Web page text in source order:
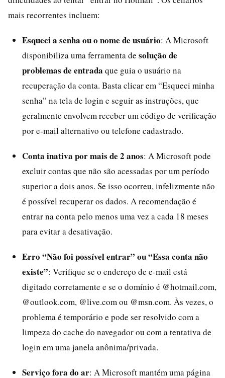
mais recorrentes incluem:
Esqueci a senha ou o nome de usuário: A Microsoft
disponibiliza uma ferramenta de solução de
problemas de entrada que guia o usuário na
recuperação da conta. Basta clicar em “Esqueci minha
senha” na tela de login e seguir as instruções, que
geralmente envolvem receber um código de verificação
por e‑mail alternativo ou telefone cadastrado.
Conta inativa por mais de 2 anos: A Microsoft pode
excluir contas que não são acessadas por um período
superior a dois anos. Se isso ocorreu, infelizmente não
é possível recuperar os dados. A recomendação é
entrar na conta pelo menos uma vez a cada 18 meses
para evitar a desativação.
Erro “Não foi possível entrar” ou “Essa conta não
existe”: Verifique se o endereço de e-mail está
digitado corretamente e se o domínio é @hotmail.com,
@outlook.com, @live.com ou @msn.com. Às vezes, o
problema é temporário e pode ser resolvido com a
limpeza do cache do navegador ou com a tentativa de
login em uma janela anônima/privada.
Serviço fora do ar: A Microsoft mantém uma página